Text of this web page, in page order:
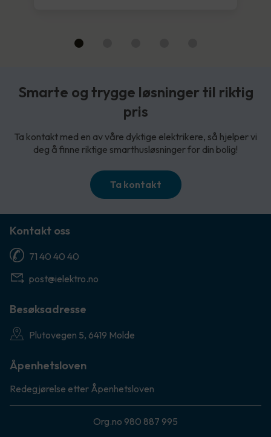
Smarte og trygge løsninger til riktig
pris
Ta kontakt med en av våre dyktige elektrikere, så hjelper vi
deg å finne riktige smarthusløsninger for din bolig!
Ta kontakt
Kontakt oss
71 40 40 40
post@ielektro.no
Besøksadresse
Plutovegen 5, 6419 Molde
Åpenhetsloven
Redegjørelse etter Åpenhetsloven
Org.no 980 887 995